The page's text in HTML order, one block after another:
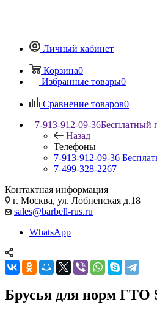
Личный кабинет
Корзина0
Избранные товары0
Сравнение товаров0
7-913-912-09-36Бесплатный
Назад
Телефоны
7-913-912-09-36
7-499-328-2267
Контактная информация
г. Москва, ул. Лобненская д.18
sales@barbell-rus.ru
WhatsApp
Брусья для норм ГТО